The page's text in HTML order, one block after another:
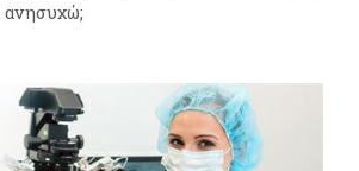
ανησυχώ;